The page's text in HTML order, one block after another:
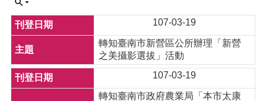
107-03-19
轉知臺南市新營區公所辦理「新營
之美攝影選拔」活動
107-03-19
轉知臺南市政府農業局「本市太康